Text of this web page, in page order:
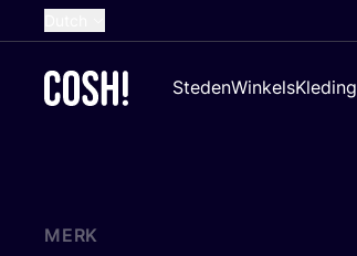
French
Croatian
StedenWinkelsKleding
MERK